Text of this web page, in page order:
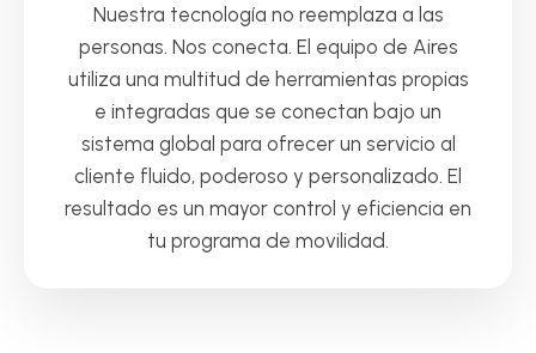
Nuestra tecnología no reemplaza a las
personas. Nos conecta. El equipo de Aires
utiliza una multitud de herramientas propias
e integradas que se conectan bajo un
sistema global para ofrecer un servicio al
cliente fluido, poderoso y personalizado. El
resultado es un mayor control y eficiencia en
tu programa de movilidad.